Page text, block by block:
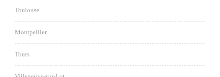
Toulouse
Montpellier
Tours